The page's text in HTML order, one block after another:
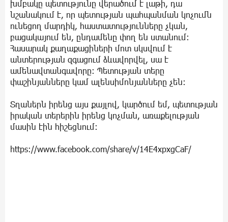
խմբակը պետությունը վերածում է լաթի, դա
նշանակում է, որ պետության պահպանման կոչումն
ունեցող մարդիկ, հաստատությունները չկան,
բացակայում են, ընդամենը փող են ստանում։
Հասարակ քաղաքացիների մոտ սկսվում է
անտերության զգացում ձևավորվել, սա է
ամենավտանգավորը։ Պետության տերը
փաշինյանները կամ ալենսիմոնյանները չեն։
Տղաներն իրենց այս քայլով, կարծում եմ, պետության
իրական տերերին իրենց կոչման, առաքելության
մասին էին հիշեցնում։
https://www.facebook.com/share/v/14E4xpxgCaF/